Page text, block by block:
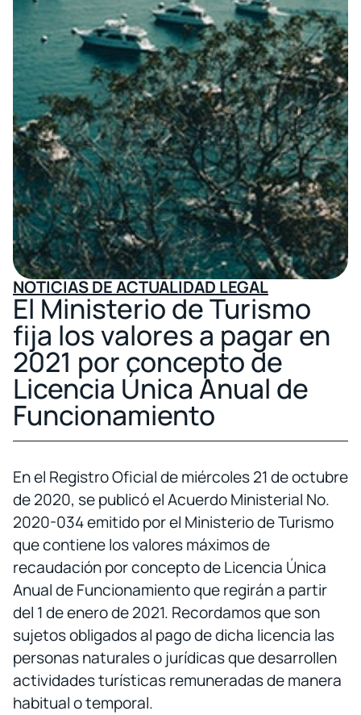
NOTICIAS DE ACTUALIDAD LEGAL
El Ministerio de Turismo
fija los valores a pagar en
2021 por concepto de
Licencia Única Anual de
Funcionamiento
En el Registro Oficial de miércoles 21 de octubre
de 2020, se publicó el Acuerdo Ministerial No.
2020-034 emitido por el Ministerio de Turismo
que contiene los valores máximos de
recaudación por concepto de Licencia Única
Anual de Funcionamiento que regirán a partir
del 1 de enero de 2021. Recordamos que son
sujetos obligados al pago de dicha licencia las
personas naturales o jurídicas que desarrollen
actividades turísticas remuneradas de manera
habitual o temporal.